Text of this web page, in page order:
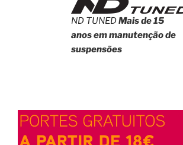
ND TUNEDMais de 15
anos em manutenção de
suspensões